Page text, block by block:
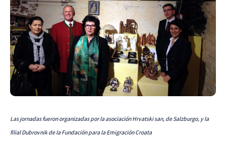
Las jornadas fueron organizadas por la asociación Hrvatski san, de Salzburgo, y la
filial Dubrovnik de la Fundación para la Emigración Croata